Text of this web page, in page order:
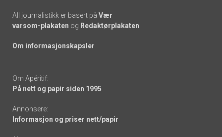
All journalistikk er basert på Vær
varsom-plakaten og Redaktørplakaten
Om informasjonskapsler
Om Apéritif:
På nett og papir siden 1995
Annonsere:
Informasjon og priser nett/papir